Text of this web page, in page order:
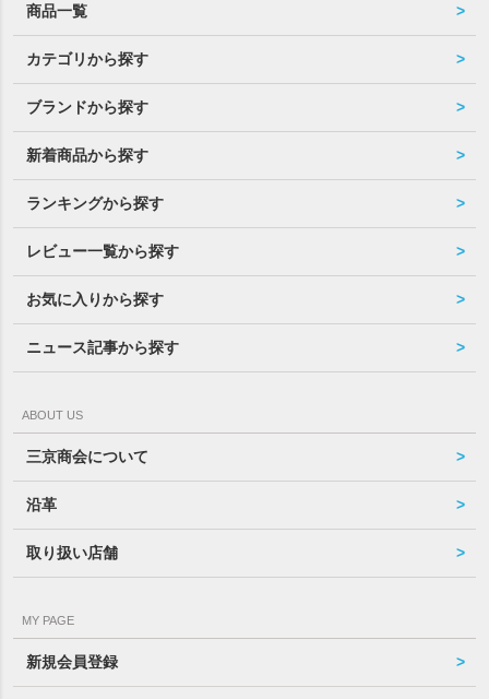
商品一覧
カテゴリから探す
ブランドから探す
新着商品から探す
ランキングから探す
レビュー一覧から探す
お気に入りから探す
ニュース記事から探す
ABOUT US
三京商会について
沿革
取り扱い店舗
MY PAGE
新規会員登録